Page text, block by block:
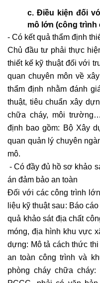
c. Điều kiện đối
mô lớn (công trình
- Có kết quả thẩm định
Chủ đầu tư phải thực
thiết kế kỹ thuật đối với
quan chuyên môn về
thẩm định nhằm đánh
thuật, tiêu chuẩn xây
chữa cháy, môi
định bao gồm: Bộ Xây
quan quản lý chuyên
mô.
- Có đầy đủ hồ sơ khảo
án đảm bảo an toàn
Đối với các công trình
liệu kỹ thuật sau: Báo
quả khảo sát địa chất
móng, địa hình khu vực
dựng: Mô tả cách thức
an toàn công trình và
phòng cháy chữa